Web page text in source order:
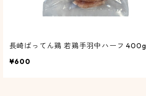
長崎ばってん鶏 若鶏手羽中ハーフ 400g
¥600